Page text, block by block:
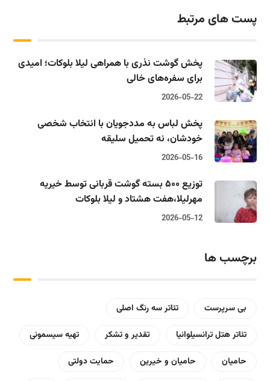
پست های مرتبط
پخش گوشت نذری با همراهی لیلا بلوکات؛ امیدی
برای سفره‌های خالی
2026-05-22
پخش لباس به مددجویان با انتخاب شخصی
خودشان، نه تحمیل سلیقه
2026-05-16
توزیع ۵۰۰ بسته گوشت قربانی توسط خیریه
مهرلیلا،‌هفت هشتاد و لیلا بلوکات
2026-05-12
برچسب ها
بی سرپرست
تئاتر سه رنگ اصلی
تئاتر هتل ترانسیلوانیا
تقدیر و تشکر
تهیه سیسمونی
حامیان
حامیان و خیرین
حمایت دولتی